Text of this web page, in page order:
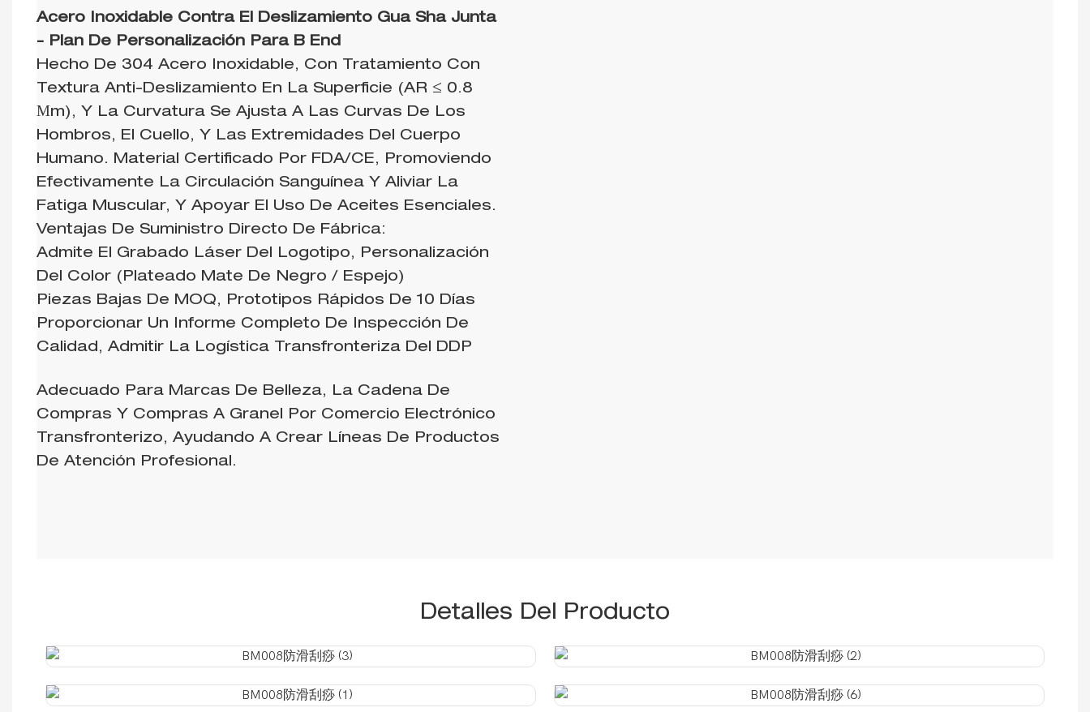
Acero Inoxidable Contra El Deslizamiento Gua Sha Junta
- Plan De Personalización Para B End
Hecho De 304 Acero Inoxidable, Con Tratamiento Con
Textura Anti-Deslizamiento En La Superficie (AR ≤ 0.8
Μm), Y La Curvatura Se Ajusta A Las Curvas De Los
Hombros, El Cuello, Y Las Extremidades Del Cuerpo
Humano. Material Certificado Por FDA/CE, Promoviendo
Efectivamente La Circulación Sanguínea Y Aliviar La
Fatiga Muscular, Y Apoyar El Uso De Aceites Esenciales.
Ventajas De Suministro Directo De Fábrica:
Admite El Grabado Láser Del Logotipo, Personalización
Del Color (plateado Mate De Negro / Espejo)
Piezas Bajas De MOQ, Prototipos Rápidos De 10 Días
Proporcionar Un Informe Completo De Inspección De
Calidad, Admitir La Logística Transfronteriza Del DDP
Adecuado Para Marcas De Belleza, La Cadena De
Compras Y Compras A Granel Por Comercio Electrónico
Transfronterizo, Ayudando A Crear Líneas De Productos
De Atención Profesional.
Detalles Del Producto